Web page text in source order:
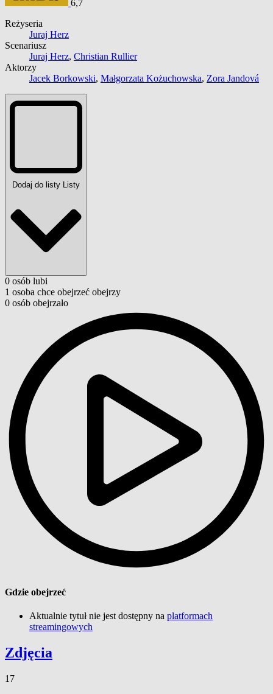
6,7
Reżyseria
Juraj Herz
Scenariusz
Juraj Herz, Christian Rullier
Aktorzy
Jacek Borkowski, Małgorzata Kożuchowska, Zora Jandová
Dodaj do listy Listy
0 osób lubi
1 osoba chce obejrzeć obejrzy
0 osób obejrzało
Gdzie obejrzeć
Aktualnie tytuł nie jest dostępny na platformach
streamingowych
Zdjęcia
17